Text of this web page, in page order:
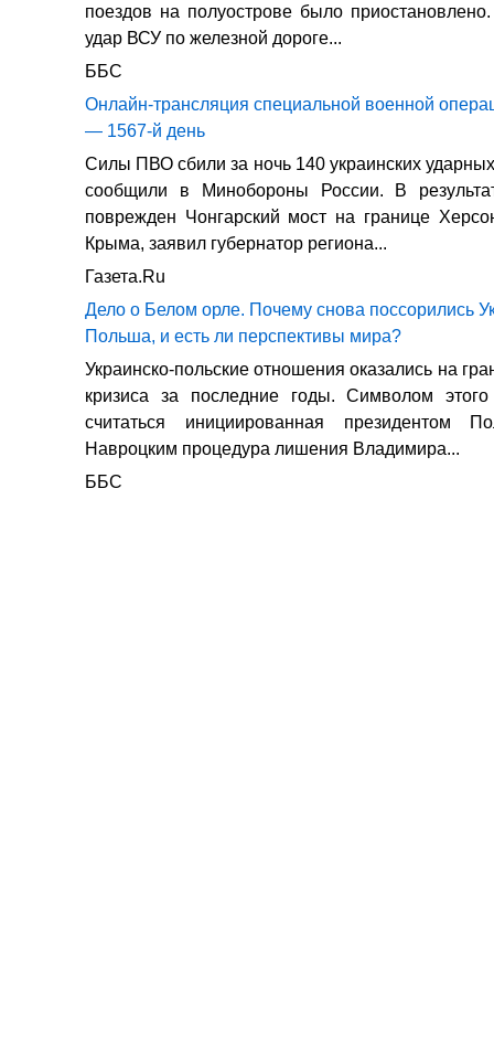
поездов на полуострове было
удар ВСУ по железной дороге...
ББС
Онлайн-трансляция специальной военной
— 1567-й день
Силы ПВО сбили за ночь 140 украинских
сообщили в Минобороны России. В
поврежден Чонгарский мост на границе
Крыма, заявил губернатор региона...
Газета.Ru
Дело о Белом орле. Почему снова поссорились
Польша, и есть ли перспективы мира?
Украинско-польские отношения оказались на
кризиса за последние годы. Символом
считаться инициированная президентом
Навроцким процедура лишения Владимира...
ББС